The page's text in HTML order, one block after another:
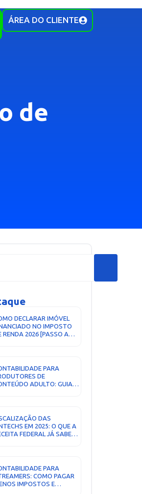
ÁREA DO CLIENTE
de
DECLARAR IMÓVEL
NO IMPOSTO
RENDA 2026 [PASSO A
PARA
DE
ADULTO: GUIA
DAS
EM 2025: O QUE A
FEDERAL JÁ SABE
PARA
COMO PAGAR
IMPOSTOS E